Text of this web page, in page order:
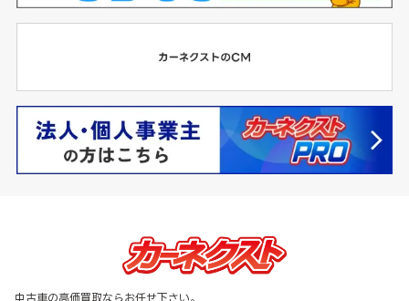
中古車の高価買取ならお任せ下さい。